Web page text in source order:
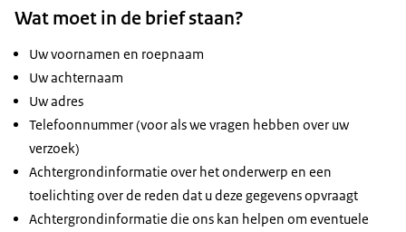
Wat moet in de brief staan?
Uw voornamen en roepnaam
Uw achternaam
Uw adres
Telefoonnummer (voor als we vragen hebben over uw
verzoek)
Achtergrondinformatie over het onderwerp en een
toelichting over de reden dat u deze gegevens opvraagt
Achtergrondinformatie die ons kan helpen om eventuele